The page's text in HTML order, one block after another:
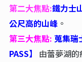
第二大焦點:鐵力士
公尺高的山峰。
第三大焦點: 蒐集瑞
PASS】 由蕾夢湖